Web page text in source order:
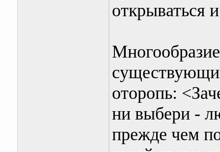
открываться
оторопь:
ни выбери -
прежде чем